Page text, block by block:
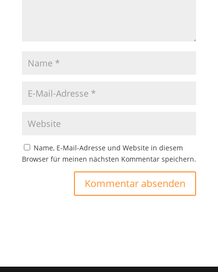
Name, E-Mail-Adresse und Website in diesem
Browser für meinen nächsten Kommentar speichern.